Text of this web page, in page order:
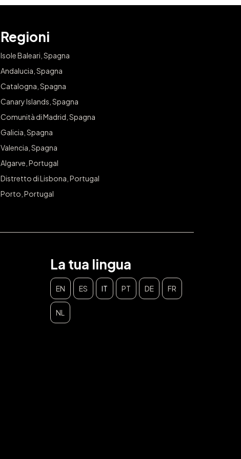
Regioni
Isole Baleari, Spagna
Andalucia, Spagna
Catalogna, Spagna
Canary Islands, Spagna
Comunità di Madrid, Spagna
Galicia, Spagna
Valencia, Spagna
Algarve, Portugal
Distretto di Lisbona, Portugal
Porto, Portugal
La tua lingua
EN ES IT PT DE FR
NL